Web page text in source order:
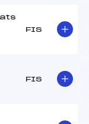
FIS
FIS